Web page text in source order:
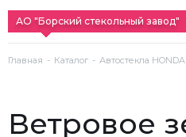
АО "Борский стекольный завод"
Главная Каталог Автостекла HONDA
ветровое зеленое